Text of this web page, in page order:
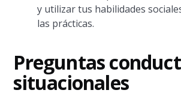
y utilizar tus habilidades
las prácticas.
Preguntas
situacionales